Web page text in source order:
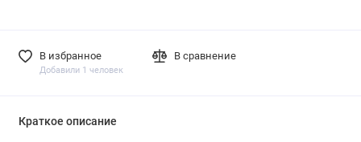
В избранное
Добавили 1 человек
В сравнение
Краткое описание